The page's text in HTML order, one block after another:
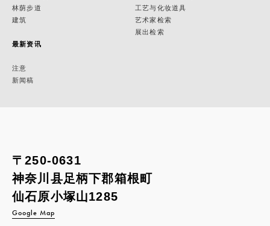
林荫步道
建筑
最新资讯
注意
新闻稿
工艺与化妆道具
艺术家检索
展出检索
〒250-0631
神奈川县足柄下郡箱根町
仙石原小塚山1285
Google Map